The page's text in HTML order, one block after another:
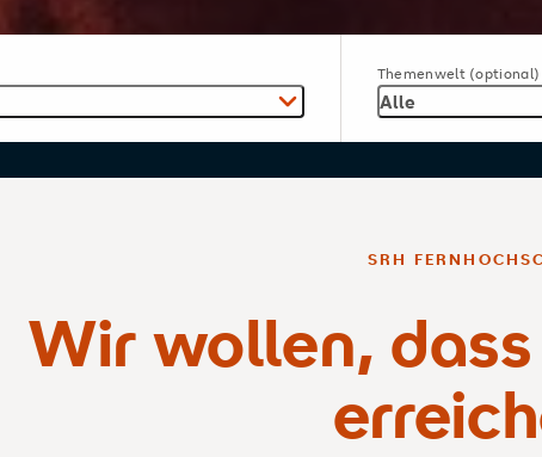
Themenwelt (optional)
Alle
SRH
Wir wollen,